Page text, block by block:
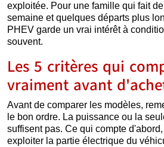
exploitée. Pour une famille qui fait
semaine et quelques départs plus
PHEV garde un vrai intérêt à
souvent.
Les 5 critères qui
vraiment avant
Avant de comparer les modèles,
le bon ordre. La puissance ou la
suffisent pas. Ce qui compte
exploiter la partie électrique du